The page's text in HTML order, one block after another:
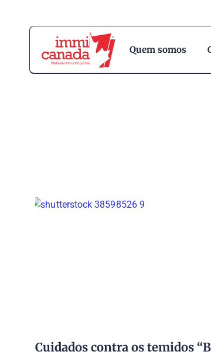
Quem somos
Cuidados contra os temidos